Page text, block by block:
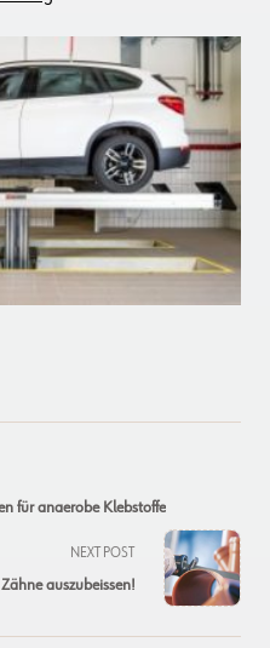
für anaerobe Klebstoffe
NEXT POST
auszubeissen!